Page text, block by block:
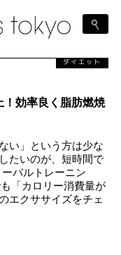
ダイエット
効率良く脂肪燃焼
い」という方は少な
たいのが、短時間で
バルトレーニン
「カロリー消費量が
エクササイズをチェ